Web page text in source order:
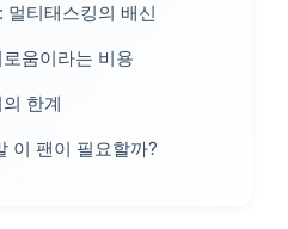
멀티태스킹의 배신
움이라는 비용
한계
이 팬이 필요할까?